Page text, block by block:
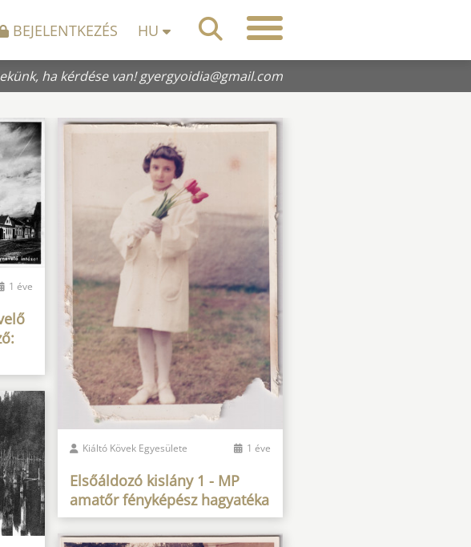
BEJELENTKEZÉS HU
ha kérdése van!gyergyoidia@gmail.com
1 éve
Kiáltó Kövek Egyesülete 1 éve
Elsőáldozó kislány 1 - MP
amatőr fényképész hagyatéka